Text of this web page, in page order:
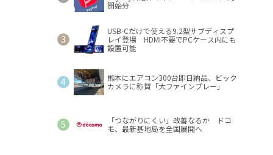
開始分
USB-Cだけで使える9.2型サブディスプ
レイ登場 HDMI不要でPCケース内にも
設置可能
熊本にエアコン300台即日納品、ビック
カメラに称賛「大ファインプレー」
「つながりにくい」改善なるか ドコ
モ、最新基地局を全国展開へ